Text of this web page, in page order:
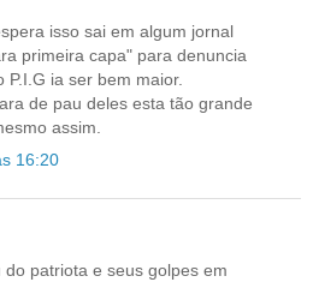
isso sai em algum jornal
primeira capa" para denuncia
P.I.G ia ser bem maior.
de pau deles esta tão grande
assim.
16:20
patriota e seus golpes em